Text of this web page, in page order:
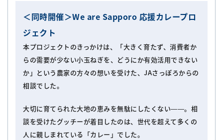
＜同時開催＞We are Sapporo 応援カレープロ
ジェクト
本プロジェクトのきっかけは、「大きく育たず、消費者か
らの需要が少ない小玉ねぎを、どうにか有効活用できない
か」という農家の方々の想いを受けた、JAさっぽろからの
相談でした。
大切に育てられた大地の恵みを無駄にしたくない――。相
談を受けたグッチーが着目したのは、世代を超えて多くの
人に親しまれている「カレー」でした。